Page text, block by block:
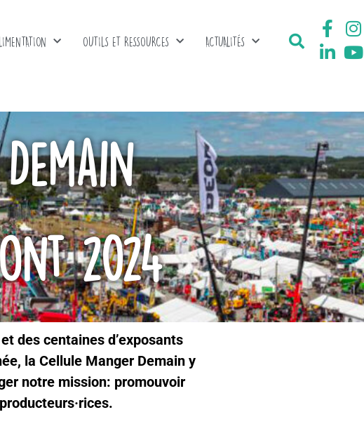
OUTILS ET RESSOURCES ACTUALITÉS
2024
des centaines d’exposants
la Cellule Manger Demain y
notre mission: promouvoir